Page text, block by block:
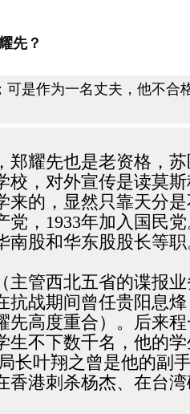
先？
是作为一名丈夫，他不合
耀先也是老资格，苏
，对外宣传是读莫
的，显然只靠天分是
，1933年加入国民
股和华东股股长等
管西北五省的谍报
战期间曾任贵阳息
高度重合）。后来
不下数千名，他的
长叶翔之曾是他的副
港刺杀杨杰、在台